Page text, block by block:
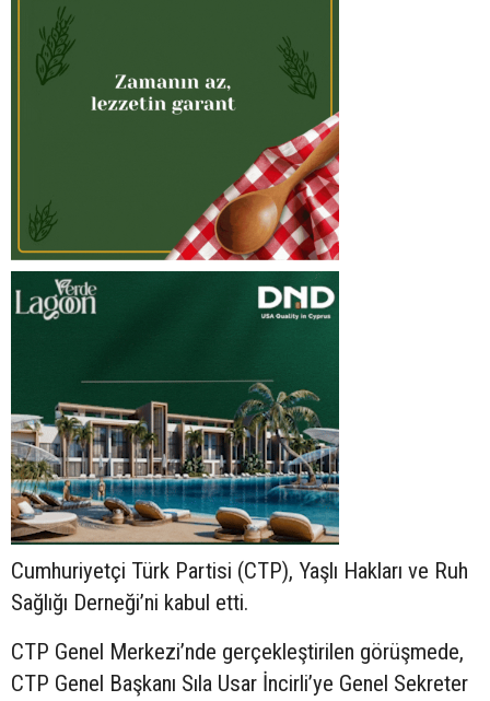
Cumhuriyetçi Türk Partisi (CTP), Yaşlı Hakları ve Ruh
Sağlığı Derneği’ni kabul etti.
CTP Genel Merkezi’nde gerçekleştirilen görüşmede,
CTP Genel Başkanı Sıla Usar İncirli’ye Genel Sekreter